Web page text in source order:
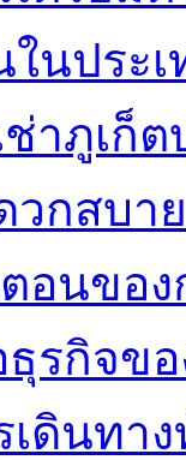
ในประ
ช่าภูเก็
วกสบาย
อนของ
ธุรกิจข
เดินทา